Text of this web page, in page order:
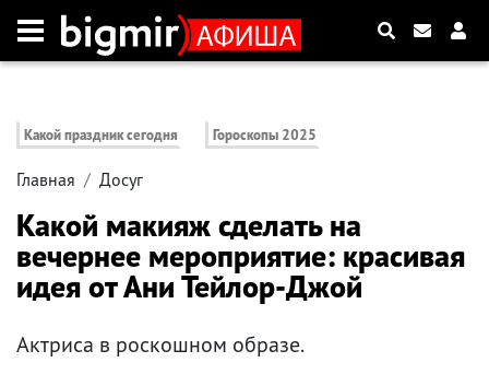
Какой праздник сегодня Гороскопы 2025
Главная Досуг
Какой макияж сделать на
вечернее мероприятие: красивая
идея от Ани Тейлор-Джой
Актриса в роскошном образе.